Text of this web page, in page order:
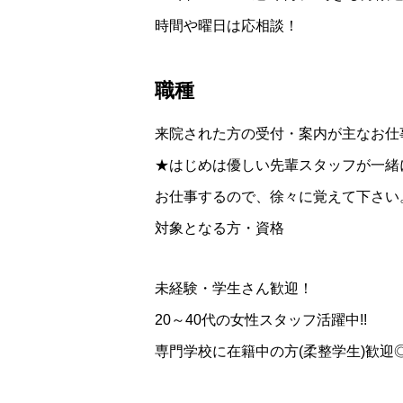
時間や曜日は応相談！
職種
来院された方の受付・案内が主なお仕
★はじめは優しい先輩スタッフが一緒
お仕事するので、徐々に覚えて下さい
対象となる方・資格
未経験・学生さん歓迎！
20～40代の女性スタッフ活躍中!!
専門学校に在籍中の方(柔整学生)歓迎